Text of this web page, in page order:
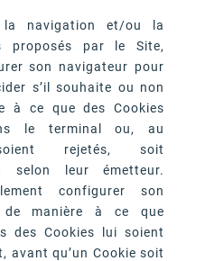
la navigation et/ou la
proposés par le Site,
son navigateur pour
s’il souhaite ou non
à ce que des Cookies
le terminal ou, au
rejetés, soit
selon leur émetteur.
configurer son
de manière à ce que
des Cookies lui soient
avant qu’un Cookie soit